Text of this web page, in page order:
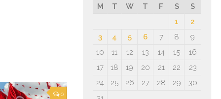
0
M
T W T F S
S
1
2
3
4 5 6 7 8
9
10
11 12 13 14 15
16
17
18 19 20 21 22
23
24
25 26 27 28 29
30